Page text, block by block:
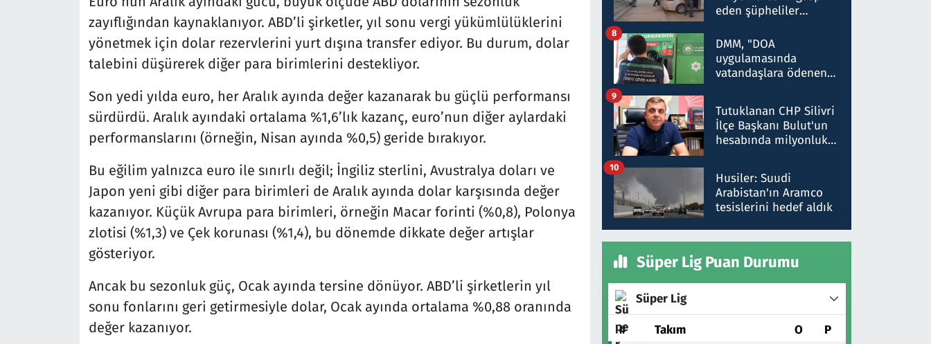
zayıflığından kaynaklanıyor. ABD’li şirketler, yıl sonu vergi yükümlülüklerini
yönetmek için dolar rezervlerini yurt dışına transfer ediyor. Bu durum, dolar
talebini düşürerek diğer para birimlerini destekliyor.
Son yedi yılda euro, her Aralık ayında değer kazanarak bu güçlü performansı
sürdürdü. Aralık ayındaki ortalama %1,6’lık kazanç, euro’nun diğer aylardaki
performanslarını (örneğin, Nisan ayında %0,5) geride bırakıyor.
Bu eğilim yalnızca euro ile sınırlı değil; İngiliz sterlini, Avustralya doları ve
Japon yeni gibi diğer para birimleri de Aralık ayında dolar karşısında değer
kazanıyor. Küçük Avrupa para birimleri, örneğin Macar forinti (%0,8), Polonya
zlotisi (%1,3) ve Çek korunası (%1,4), bu dönemde dikkate değer artışlar
gösteriyor.
Ancak bu sezonluk güç, Ocak ayında tersine dönüyor. ABD’li şirketlerin yıl
sonu fonlarını geri getirmesiyle dolar, Ocak ayında ortalama %0,88 oranında
değer kazanıyor.
eden şüpheliler
DMM, "DOA
uygulamasında
vatandaşlara ödenen
düşürüldüğü" iddiasını
yalanladı
8
Tutuklanan CHP Silivri
İlçe Başkanı Bulut'un
hesabında milyonluk
talimat verdi, ben
gönderdim
9
Husiler: Suudi
Arabistan'ın Aramco
tesislerini hedef aldık
10
Süper Lig Puan Durumu
Süper Lig
# Takım O P